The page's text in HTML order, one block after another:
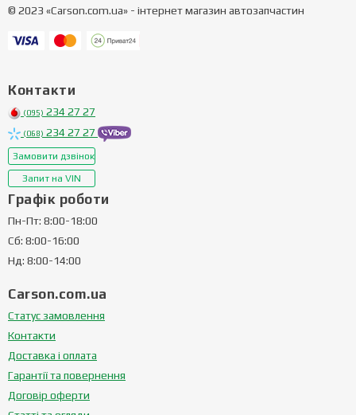
© 2023 «Carson.com.ua» - інтернет магазин автозапчастин
Контакти
(095) 234 27 27
(068) 234 27 27
Замовити дзвінок
Запит на VIN
Графік роботи
Пн-Пт: 8:00-18:00
Сб: 8:00-16:00
Нд: 8:00-14:00
Carson.com.ua
Статус замовлення
Контакти
Доставка і оплата
Гарантії та повернення
Договір оферти